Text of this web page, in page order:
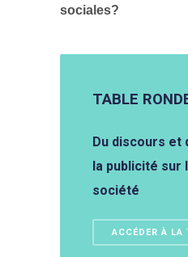
sociales?
TABLE
Du discours et
la publicité sur
société
ACCÉDER À LA